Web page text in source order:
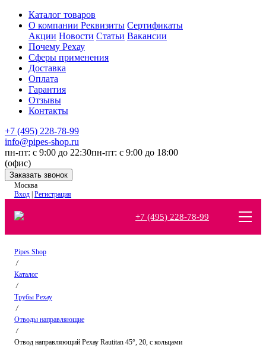
Каталог товаров
О компании Реквизиты Сертификаты
Акции Новости Статьи Вакансии
Почему Рехау
Сферы применения
Доставка
Оплата
Гарантия
Отзывы
Контакты
+7 (495) 228-78-99
info@pipes-shop.ru
пн-пт: с 9:00 до 22:30пн-пт: с 9:00 до 18:00
(офис)
Москва
Вход Регистрация
+7 (495) 228-78-99
Pipes Shop
/
Каталог
/
Трубы Рехау
/
Отводы направляющие
/
Отвод направляющий Рехау Rautitan 45°, 20, с кольцами